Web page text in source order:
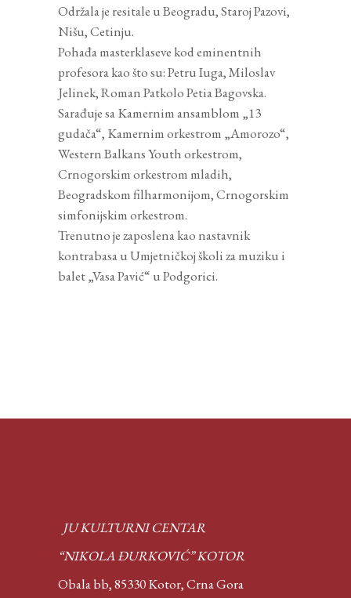
Održala je resitale u Beogradu, Staroj Pazovi,
Nišu, Cetinju.
Pohađa masterklaseve kod eminentnih
profesora kao što su: Petru Iuga, Miloslav
Jelinek, Roman Patkolo Petia Bagovska.
Sarađuje sa Kamernim ansamblom „13
gudača“, Kamernim orkestrom „Amorozo“,
Western Balkans Youth orkestrom,
Crnogorskim orkestrom mladih,
Beogradskom filharmonijom, Crnogorskim
simfonijskim orkestrom.
Trenutno je zaposlena kao nastavnik
kontrabasa u Umjetničkoj školi za muziku i
balet „Vasa Pavić“ u Podgorici.
JU KULTURNI CENTAR
“NIKOLA ĐURKOVIĆ” KOTOR
Obala bb, 85330 Kotor,Crna Gora